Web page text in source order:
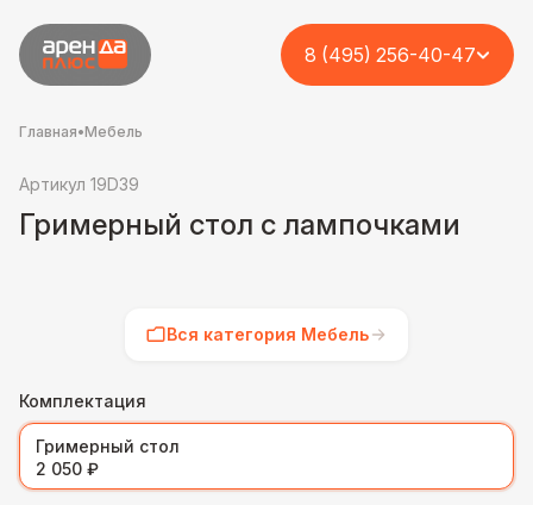
8 (495) 256-40-47
Главная•Мебель
Артикул 19D39
Гримерный стол с лампочками
Вся категория Мебель
Комплектация
Гримерный стол
2 050 ₽